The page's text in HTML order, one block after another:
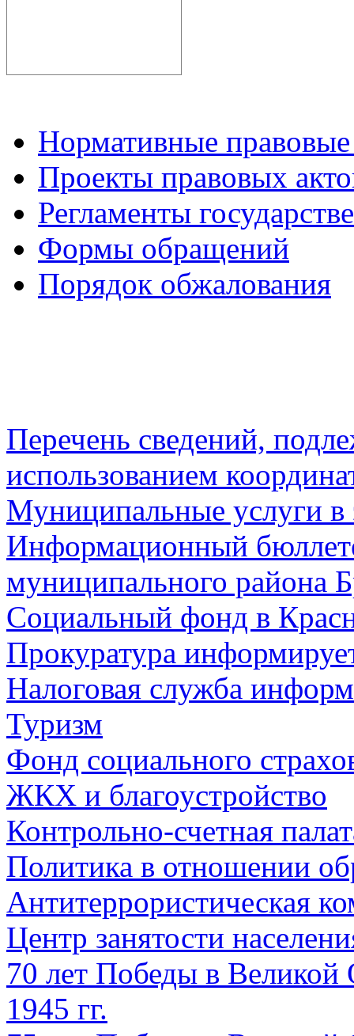
Нормативные
Проекты правовых
Регламенты
Формы обращений
Порядок обжалования
Перечень сведений,
использованием
Муниципальные услуги в
Информационный
муниципального района
Социальный фонд в
Прокуратура
Налоговая служба
Туризм
Фонд социального
ЖКХ и благоустройство
Контрольно-счетная
Политика в отношении
Антитеррористическая
Центр занятости
70 лет Победы в Великой
1945 гг.